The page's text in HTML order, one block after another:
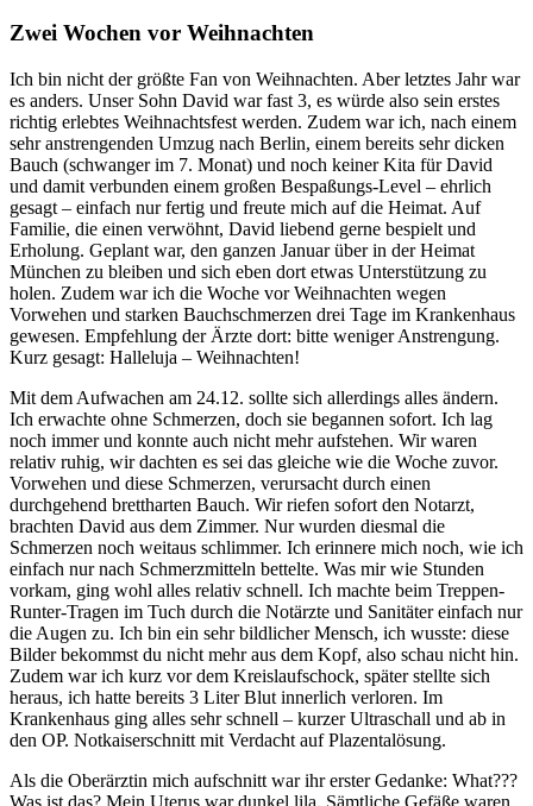
Zwei Wochen vor Weihnachten
Ich bin nicht der größte Fan von Weihnachten. Aber letztes Jahr war
es anders. Unser Sohn David war fast 3, es würde also sein erstes
richtig erlebtes Weihnachtsfest werden. Zudem war ich, nach einem
sehr anstrengenden Umzug nach Berlin, einem bereits sehr dicken
Bauch (schwanger im 7. Monat) und noch keiner Kita für David
und damit verbunden einem großen Bespaßungs-Level – ehrlich
gesagt – einfach nur fertig und freute mich auf die Heimat. Auf
Familie, die einen verwöhnt, David liebend gerne bespielt und
Erholung. Geplant war, den ganzen Januar über in der Heimat
München zu bleiben und sich eben dort etwas Unterstützung zu
holen. Zudem war ich die Woche vor Weihnachten wegen
Vorwehen und starken Bauchschmerzen drei Tage im Krankenhaus
gewesen. Empfehlung der Ärzte dort: bitte weniger Anstrengung.
Kurz gesagt: Halleluja – Weihnachten!
Mit dem Aufwachen am 24.12. sollte sich allerdings alles ändern.
Ich erwachte ohne Schmerzen, doch sie begannen sofort. Ich lag
noch immer und konnte auch nicht mehr aufstehen. Wir waren
relativ ruhig, wir dachten es sei das gleiche wie die Woche zuvor.
Vorwehen und diese Schmerzen, verursacht durch einen
durchgehend brettharten Bauch. Wir riefen sofort den Notarzt,
brachten David aus dem Zimmer. Nur wurden diesmal die
Schmerzen noch weitaus schlimmer. Ich erinnere mich noch, wie ich
einfach nur nach Schmerzmitteln bettelte. Was mir wie Stunden
vorkam, ging wohl alles relativ schnell. Ich machte beim Treppen-
Runter-Tragen im Tuch durch die Notärzte und Sanitäter einfach nur
die Augen zu. Ich bin ein sehr bildlicher Mensch, ich wusste: diese
Bilder bekommst du nicht mehr aus dem Kopf, also schau nicht hin.
Zudem war ich kurz vor dem Kreislaufschock, später stellte sich
heraus, ich hatte bereits 3 Liter Blut innerlich verloren. Im
Krankenhaus ging alles sehr schnell – kurzer Ultraschall und ab in
den OP. Notkaiserschnitt mit Verdacht auf Plazentalösung.
Als die Oberärztin mich aufschnitt war ihr erster Gedanke: What???
Was ist das? Mein Uterus war dunkel lila. Sämtliche Gefäße waren